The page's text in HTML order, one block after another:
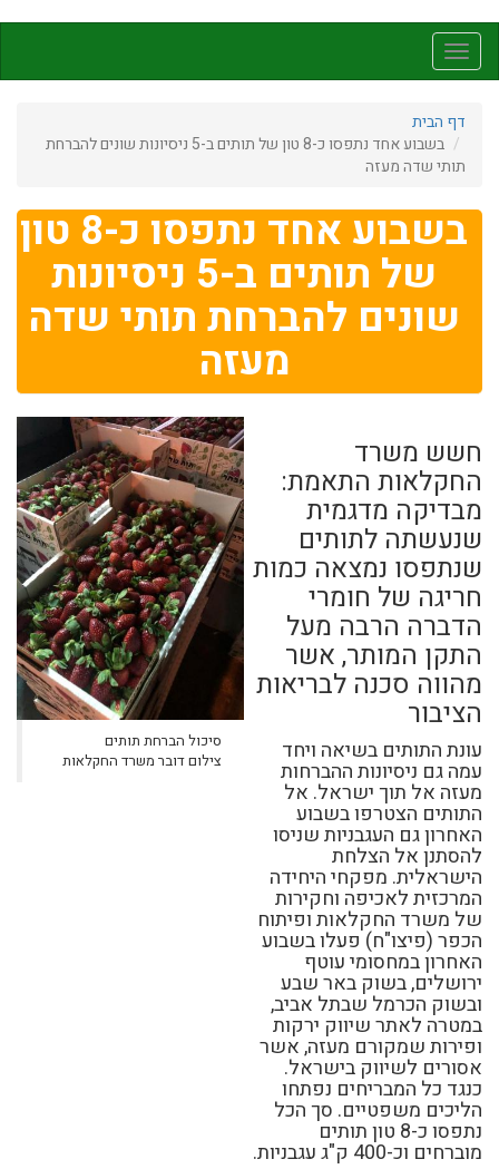
לתוכן
העיקריToggle
navigation
דף הבית
בשבוע אחד נתפסו כ-8 טון של תותים ב-5 ניסיונות שונים להברחת
תותי שדה מעזה
בשבוע אחד נתפסו כ-8 טון
של תותים ב-5 ניסיונות
שונים להברחת תותי שדה
מעזה
חשש משרד
החקלאות התאמת:
מבדיקה מדגמית
שנעשתה לתותים
שנתפסו נמצאה כמות
חריגה של חומרי
הדברה הרבה מעל
התקן המותר, אשר
מהווה סכנה לבריאות
הציבור
עונת התותים בשיאה ויחד
עמה גם ניסיונות ההברחות
מעזה אל תוך ישראל. אל
התותים הצטרפו בשבוע
האחרון גם העגבניות שניסו
להסתנן אל הצלחת
הישראלית. מפקחי היחידה
המרכזית לאכיפה וחקירות
של משרד החקלאות ופיתוח
הכפר (פיצו"ח) פעלו בשבוע
האחרון במחסומי עוטף
ירושלים, בשוק באר שבע
ובשוק הכרמל שבתל אביב,
במטרה לאתר שיווק ירקות
ופירות שמקורם מעזה, אשר
אסורים לשיווק בישראל.
כנגד כל המבריחים נפתחו
הליכים משפטיים. סך הכל
נתפסו כ-8 טון תותים
מוברחים וכ-400 ק"ג עגבניות.
סיכול הברחת תותים
צילום דובר משרד החקלאות